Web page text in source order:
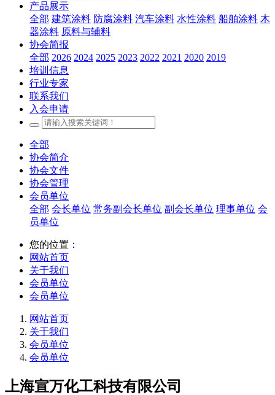
产品展示
全部 建筑涂料 防腐涂料 汽车涂料 水性涂料 船舶涂料 木
器涂料 原料与辅料
协会简报
全部 2026 2024 2025 2023 2022 2021 2020 2019
培训信息
行业专家
联系我们
入会申请
全部
协会简介
协会文件
协会管理
会员单位
全部 会长单位 常务副会长单位 副会长单位 理事单位 会
员单位
您的位置：
网站首页
关于我们
会员单位
会员单位
网站首页
关于我们
会员单位
会员单位
上海宣万化工科技有限公司